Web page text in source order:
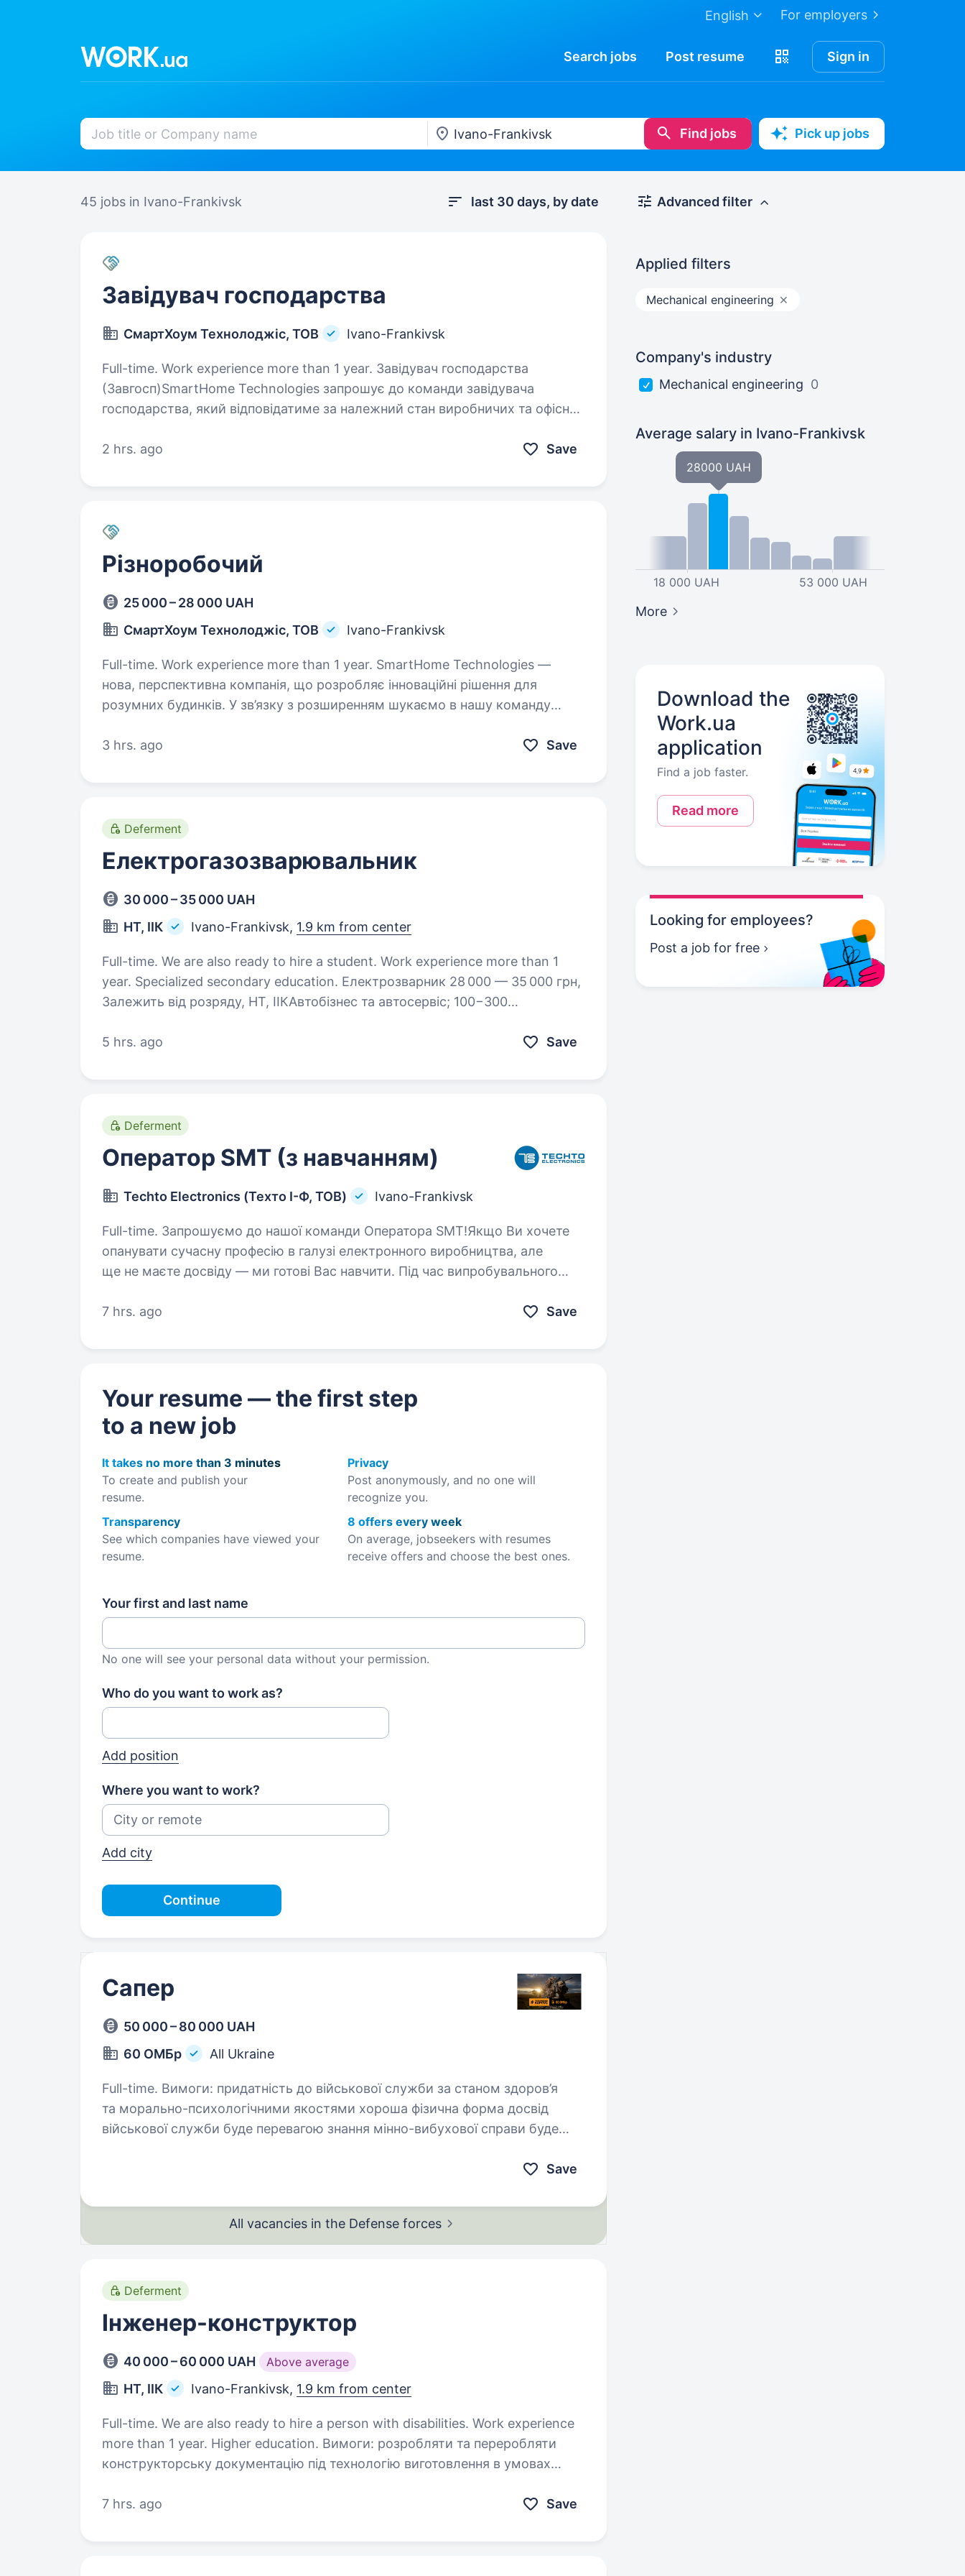
For employers
English
Search jobs Post resume Sign in
Find jobs Pick up jobs
45 jobs in Ivano-Frankivsk last 30 days, by date
Завідувач господарства
СмартХоум Технолоджіс, ТОВ Ivano-Frankivsk
Full-time. Work experience more than 1 year. Завідувач господарства
(Завгосп)SmartHome Technologies запрошує до команди завідувача
господарства, який відповідатиме за належний стан виробничих та офісних
2 hrs. ago
Save
Різноробочий
25 000 – 28 000 UAH
СмартХоум Технолоджіс, ТОВ
Ivano-Frankivsk
Full-time. Work experience more than 1 year. SmartHome Technologies —
нова, перспективна компанія, що розробляє інноваційні рішення для
розумних будинків. У зв’язку з розширенням шукаємо в нашу команду
3 hrs. ago
Save
Deferment
Електрогазозварювальник
30 000 – 35 000 UAH
НТ, ІІК
Ivano-Frankivsk, 1.9 km from center
Full-time. We are also ready to hire a student. Work experience more than 1
year. Specialized secondary education. Електрозварник 28 000 — 35 000 грн,
Залежить від розряду, НТ, ІІКАвтобізнес та автосервіс; 100−300
5 hrs. ago Save
Deferment
Оператор SMT (з навчанням)
Techto Electronics (Техто І-Ф, ТОВ) Ivano-Frankivsk
Full-time. Запрошуємо до нашої команди Оператора SMT!Якщо Ви хочете
опанувати сучасну професію в галузі електронного виробництва, але
ще не маєте досвіду — ми готові Вас навчити. Під час випробувального
7 hrs. ago
Save
Your resume — the first step
to a new job
It takes no more than 3 minutes
To create and publish your
resume.
Privacy
Post anonymously, and no one will
recognize you.
Transparency
See which companies have viewed your
resume.
8 offers every week
On average, jobseekers with resumes
receive offers and choose the best ones.
Your first and last name
No one will see your personal data without your permission.
Who do you want to work as?
Add position
Where you want to work?
Add city
Continue
Сапер
50 000 – 80 000 UAH
60 ОМБр
All Ukraine
Full-time. Вимоги: придатність до військової служби за станом здоров’я
та морально-психологічними якостями хороша фізична форма досвід
військової служби буде перевагою знання мінно-вибухової справи буде
Save
All vacancies in the Defense forces
Deferment
Інженер-конструктор
40 000 – 60 000 UAH Above average
НТ, ІІК Ivano-Frankivsk, 1.9 km from center
Full-time. We are also ready to hire a person with disabilities. Work experience
more than 1 year. Higher education. Вимоги: розробляти та переробляти
конструкторську документацію під технологію виготовлення в умовах
7 hrs. ago Save
Advanced filter
Applied filters
Mechanical engineering
Company's industry
Mechanical engineering 0
Average salary in Ivano-Frankivsk
18 000 UAH
28000 UAH
53 000 UAH
More
Download the
Work.ua
application
Find a job faster.
Read more
Looking for employees?
Post a job for free